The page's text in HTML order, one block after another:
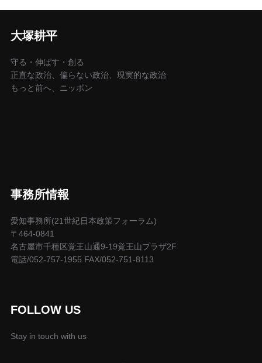
大塚耕平
守る・伸ばす・創る
正直な政治、偏らない政治、現実的な政治
もっと前へ、ニッポン
事務所情報
愛知事務所(21世紀日本政策フォーラム)
〒464-0841
名古屋市千種区覚王山通9-19覚王山プラザ2F
電話/052-757-1955 FAX/052-751-8113
FOLLOW US
Stay in touch with us